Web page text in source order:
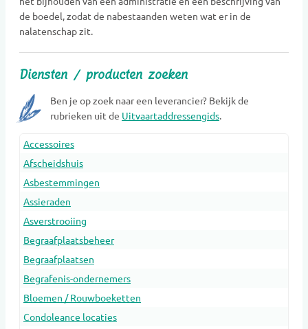
de boedel, zodat de nabestaanden weten wat er in de
nalatenschap zit.
Diensten / producten zoeken
Ben je op zoek naar een leverancier? Bekijk de
rubrieken uit de Uitvaartaddressengids.
Accessoires
Afscheidshuis
Asbestemmingen
Assieraden
Asverstrooiing
Begraafplaatsbeheer
Begraafplaatsen
Begrafenis-ondernemers
Bloemen / Rouwboeketten
Condoleance locaties